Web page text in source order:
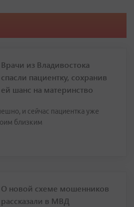
Врачи из Владивостока
спасли пациентку, сохранив
ей шанс на материнство
и сейчас пациентка уже
близким
О новой схеме мошенников
рассказали в МВД